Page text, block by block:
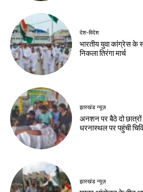
झारखंड न्यूज़
झारखंड आदिवासी
महोत्सव 2026 के लिए
मोरहाबादी मैदान तैयार
Birsa Bhumi Live
August 8, 2026
नवीनतम लेख
निशुल्क उपचार